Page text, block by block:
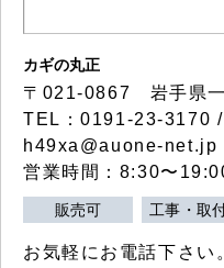
カギの丸正
〒021-0867 岩手県
TEL：0191-23-3170
h49xa@auone-net.jp
営業時間：8:30〜
販売可 工事・取
お気軽にお電話下さい